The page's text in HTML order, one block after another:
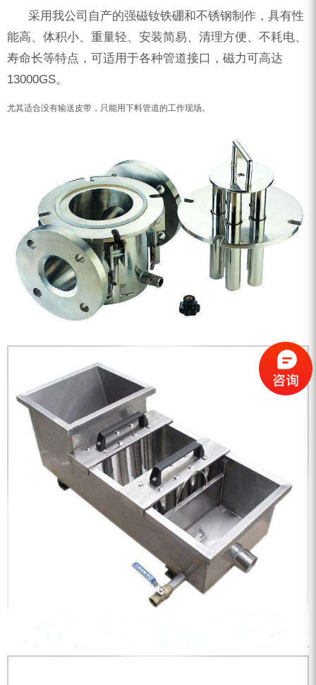
采用我公司自产的强磁钕铁硼和不锈钢制作，具有性
能高、体积小、重量轻、安装简易、清理方便、不耗电、
寿命长等特点，可适用于各种管道接口，磁力可高达
13000GS。
尤其适合没有输送皮带，只能用下料管道的工作现场。